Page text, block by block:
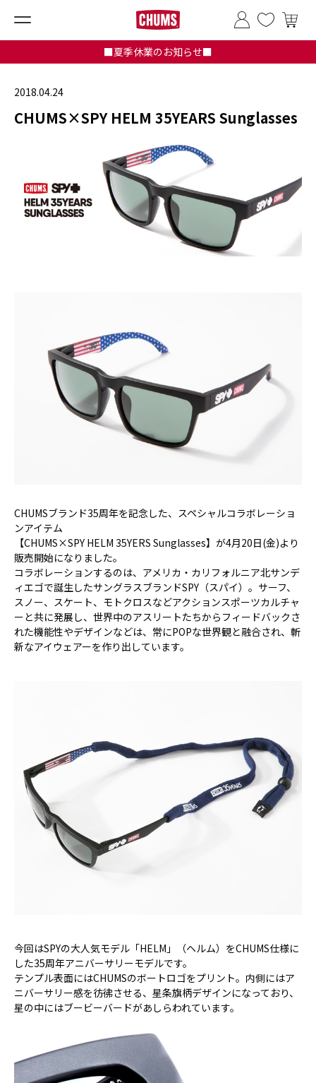
■夏季休業のお知らせ■
2018.04.24
CHUMS×SPY HELM 35YEARS Sunglasses
CHUMSブランド35周年を記念した、スペシャルコラボレーショ
ンアイテム
【CHUMS×SPY HELM 35YERS Sunglasses】が4月20日(金)より
販売開始になりました。
コラボレーションするのは、アメリカ・カリフォルニア北サンデ
ィエゴで誕生したサングラスブランドSPY（スパイ）。サーフ、
スノー、スケート、モトクロスなどアクションスポーツカルチャ
ーと共に発展し、世界中のアスリートたちからフィードバックさ
れた機能性やデザインなどは、常にPOPな世界観と融合され、斬
新なアイウェアーを作り出しています。
今回はSPYの大人気モデル「HELM」（ヘルム）をCHUMS仕様に
した35周年アニバーサリーモデルです。
テンプル表面にはCHUMSのボートロゴをプリント。内側にはア
ニバーサリー感を彷彿させる、星条旗柄デザインになっており、
星の中にはブービーバードがあしらわれています。